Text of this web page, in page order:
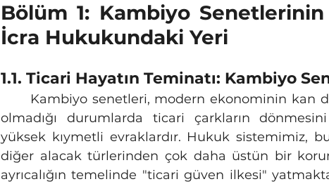
Bölüm 1: Kambiyo
İcra Hukukundaki Yeri
1.1. Ticari Hayatın Teminatı: Kambiyo
olmadığı durumlarda ticari çarkların
yüksek kıymetli evraklardır. Hukuk sistemimiz,
diğer alacak türlerinden çok daha üstün bir
ayrıcalığın temelinde "ticari güven ilkesi"